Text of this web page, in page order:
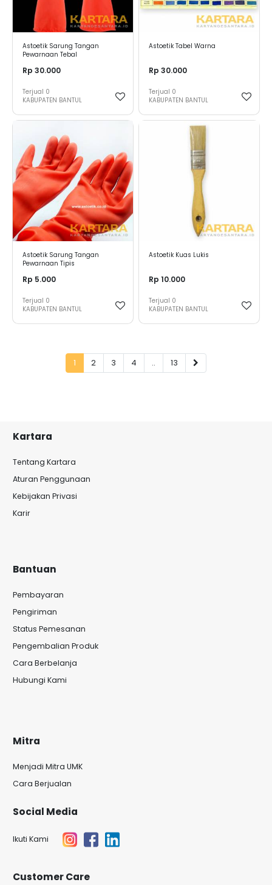
Astoetik Sarung Tangan
Pewarnaan Tebal
Rp 30.000
Terjual 0
KABUPATEN BANTUL
Astoetik Tabel Warna
Rp 30.000
Terjual 0
KABUPATEN BANTUL
Astoetik Sarung Tangan
Pewarnaan Tipis
Rp 5.000
Terjual 0
KABUPATEN BANTUL
Astoetik Kuas Lukis
Rp 10.000
Terjual 0
KABUPATEN BANTUL
1 2 3 4 .. 13
Kartara
Tentang Kartara
Aturan Penggunaan
Kebijakan Privasi
Karir
Bantuan
Pembayaran
Pengiriman
Status Pemesanan
Pengembalian Produk
Cara Berbelanja
Hubungi Kami
Mitra
Menjadi Mitra UMK
Cara Berjualan
Social Media
Ikuti Kami
Customer Care